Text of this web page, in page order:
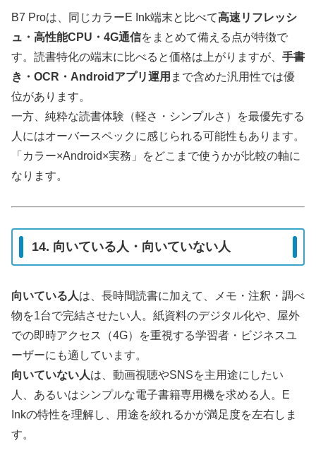
B7 Proは、同じカラーE Ink端末と比べて高速リフレッシ
ュ・高性能CPU・4G通信をまとめて備える点が特徴で
す。読書特化の端末に比べると価格は上がりますが、 手書
き・OCR・Androidアプリ運用 まで含めた汎用性では優
位があります。
一方、純粋な読書体験（軽さ・シンプルさ）を最優先する
人にはオーバースペックに感じられる可能性もあります。
「カラー×Android×実務」をどこまで使うかが比較の軸に
なります。
14. 向いている人・向いていない人
向いている人は、長時間読書に加えて、メモ・注釈・調べ
物を1台で完結させたい人。紙資料のデジタル化や、屋外
での即時アクセス（4G）を重視する学習者・ビジネスユ
ーザーにも適しています。
向いていない人は、動画視聴やSNSを主用途にしたい
人、あるいはシンプルな電子書籍専用機を求める人。E
Inkの特性を理解し、用途を絞れるかが満足度を左右しま
す。